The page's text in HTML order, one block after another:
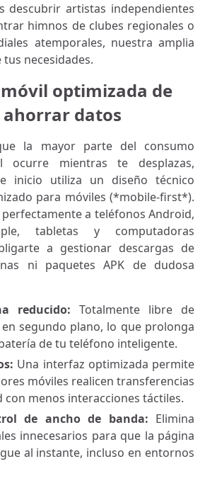
descubrir artistas independientes
himnos de clubes regionales o
atemporales, nuestra amplia
necesidades.
optimizada de
datos
la mayor parte del consumo
ocurre mientras te desplazas,
inicio utiliza un diseño técnico
para móviles (*mobile-first*).
a teléfonos Android,
tabletas y computadoras
a gestionar descargas de
ni paquetes APK de dudosa
reducido: Totalmente libre de
segundo plano, lo que prolonga
de tu teléfono inteligente.
Una interfaz optimizada permite
móviles realicen transferencias
con menos interacciones táctiles.
de ancho de banda: Elimina
innecesarios para que la página
al instante, incluso en entornos